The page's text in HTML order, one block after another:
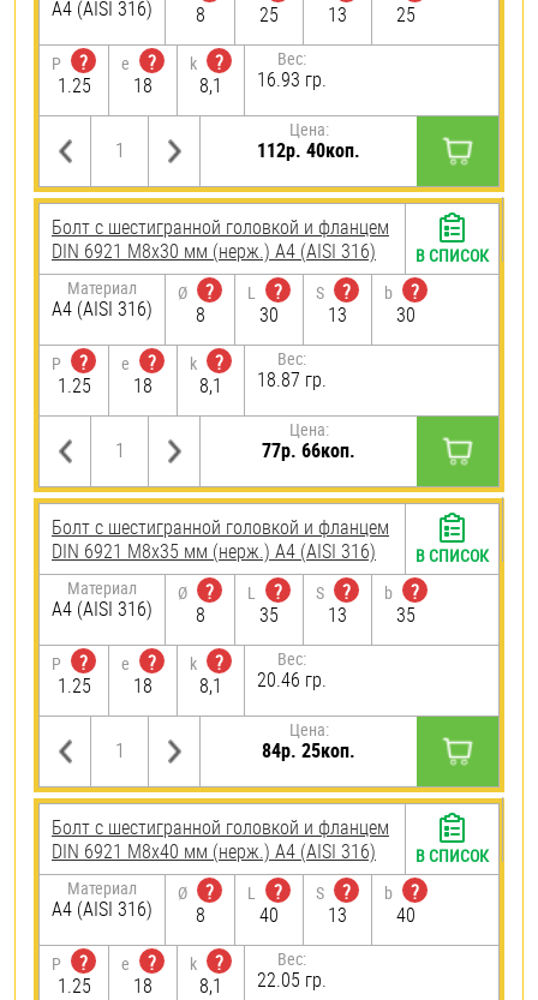
A4 (AISI 316)
8
25
13
25
P
?
1.25
e
?
18
k
?
8,1
Вес:
16.93 гр.
Цена:
112р. 40коп.
Болт с шестигранной головкой и фланцем
DIN 6921 М8х30 мм (нерж.) A4 (AISI 316)
Материал
A4 (AISI 316)
Ø
?
8
L
?
30
S
?
13
b
?
30
P
?
1.25
e
?
18
k
?
8,1
Вес:
18.87 гр.
Цена:
77р. 66коп.
В СПИСОК
Болт с шестигранной головкой и фланцем
DIN 6921 М8х35 мм (нерж.) A4 (AISI 316)
Материал
A4 (AISI 316)
Ø
?
8
L
?
35
S
?
13
b
?
35
P
?
1.25
e
?
18
k
?
8,1
Вес:
20.46 гр.
Цена:
84р. 25коп.
В СПИСОК
Болт с шестигранной головкой и фланцем
DIN 6921 М8х40 мм (нерж.) A4 (AISI 316)
Материал
A4 (AISI 316)
Ø
?
8
L
?
40
S
?
13
b
?
40
P
?
1.25
e
?
18
k
?
8,1
Вес:
22.05 гр.
В СПИСОК